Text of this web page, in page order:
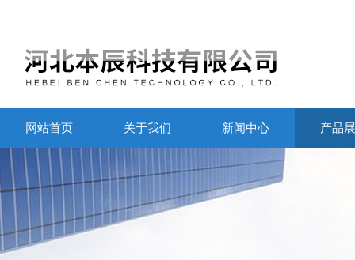
网站首页 关于我们 新闻中心 产品